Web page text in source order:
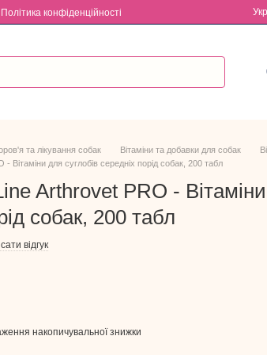
Політика конфіденційності
Укр
та лікування собак Вітаміни та добавки для собак
Вітаміни для суглобів середніх порід собак, 200 табл
Arthrovet PRO - Вітаміни
собак, 200 табл
відгук
накопичувальної знижки